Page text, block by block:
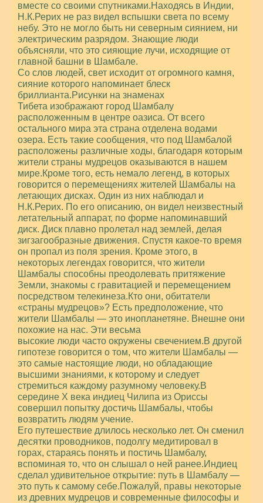
вместе со своими спутниками.Находясь в Индии,
Н.К.Рерих не раз видел вспышки света по всему
небу. Это не могло быть ни северным сиянием, ни
электрическим разрядом. Знающие люди
объясняли, что это сияющие лучи, исходящие от
главной башни в Шамбале.
Со слов людей, свет исходит от огромного камня,
сияние которого напоминает блеск
бриллианта.Рисунки на знаменах
Тибета изображают город Шамбалу
расположенным в центре оазиса. От всего
остального мира эта страна отделена водами
озера. Есть такие сообщения, что под Шамбалой
расположены различные ходы, благодаря которым
жители страны мудрецов оказываются в нашем
мире.Кроме того, есть немало легенд, в которых
говорится о перемещениях жителей Шамбалы на
летающих дисках. Один из них наблюдал и
Н.К.Рерих. По его описанию, он видел неизвестный
летательный аппарат, по форме напоминавший
диск. Диск плавно пролетал над землей, делая
зигзагообразные движения. Спустя какое-то время
он пропал из поля зрения. Кроме этого, в
некоторых легендах говорится, что жители
Шамбалы способны преодолевать притяжение
Земли, знакомы с гравитацией и перемещением
посредством телекинеза.Кто они, обитатели
«страны мудрецов»? Есть предположение, что
жители Шамбалы — это инопланетяне. Внешне они
похожие на нас. Эти весьма
высокие люди часто окружены свечением.В другой
гипотезе говорится о том, что жители Шамбалы —
это самые настоящие люди, но обладающие
высшими знаниями, к которому и следует
стремиться каждому разумному человеку.В
середине X века индиец Чилипа из Ориссы
совершил попытку достичь Шамбалы, чтобы
возвратить людям учение.
Его путешествие длилось несколько лет. Он сменил
десятки проводников, подолгу медитировал в
горах, стараясь понять и постичь Шамбалу,
вспоминая то, что он слышал о ней ранее.Индиец
сделал удивительное открытие: путь в Шамбалу —
это путь к самому себе.Пожалуй, правы некоторые
из древних мудрецов и современные философы и